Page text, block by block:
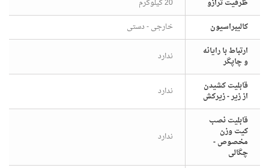
ظرفیت ترازو
20 کیلوگرم
کالیبراسیون
خارجی - دستی
ارتباط با رایانه
و چاپگر
ندارد
قابلیت کشیدن
از زیر - زیرکش
ندارد
قابلیت نصب
کیت وزن
مخصوص -
چگالی
ندارد